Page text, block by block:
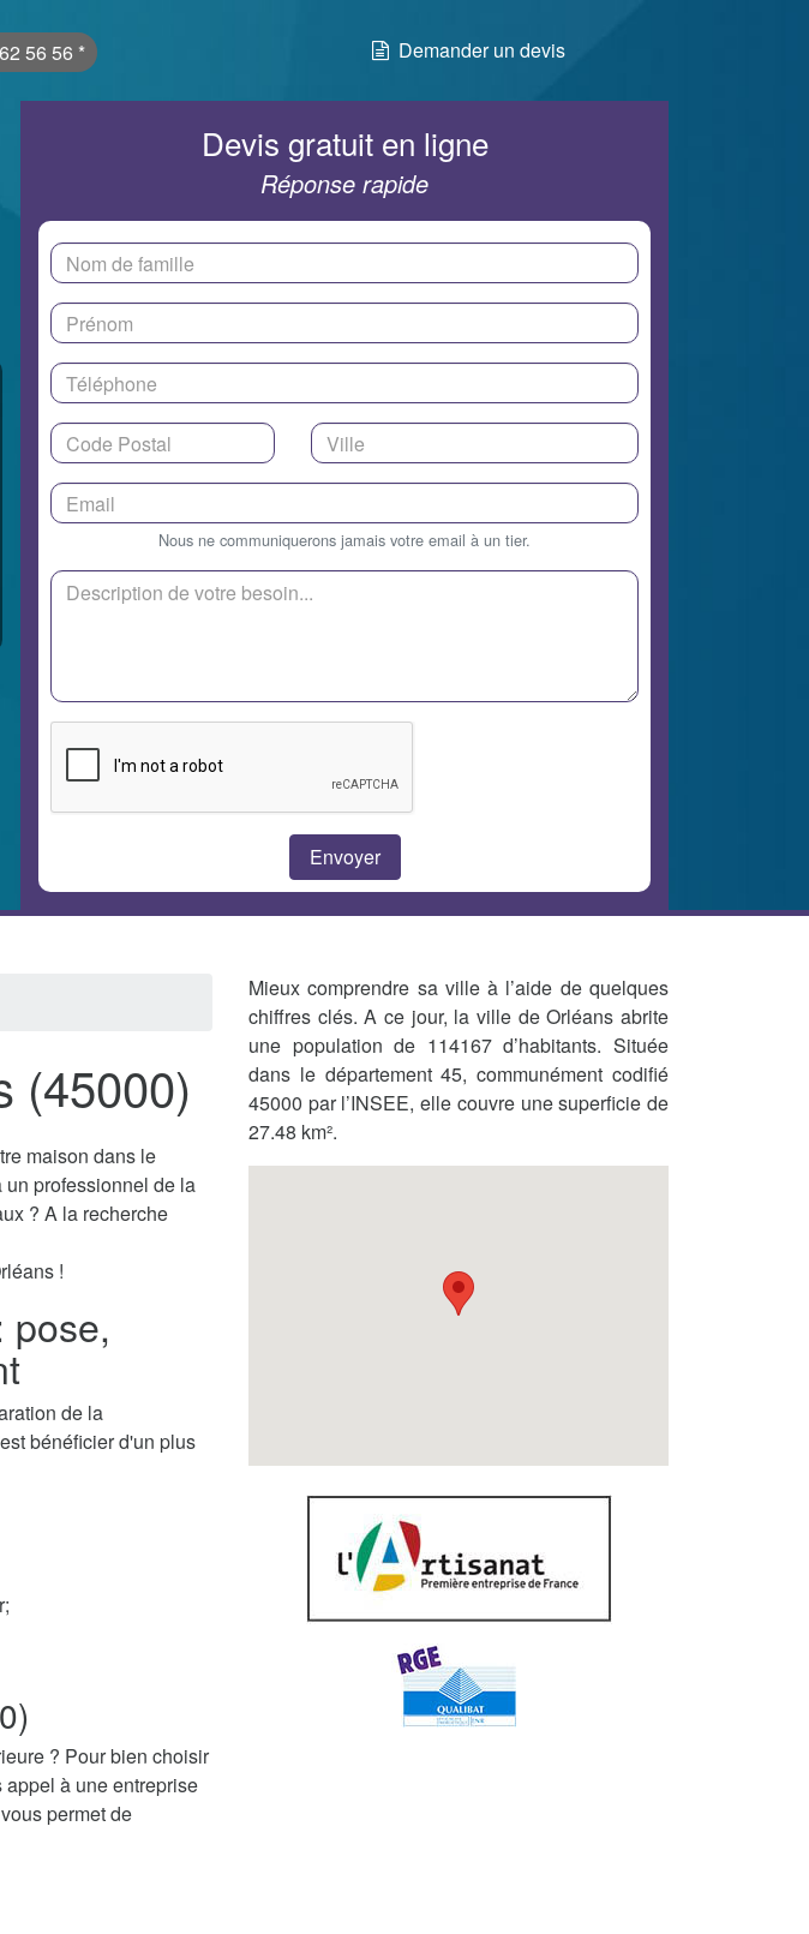
56 56 * Demander un devis
Devis gratuit en ligne
Réponse rapide
Nous ne communiquerons jamais votre email à un tier.
(45000)
maison dans le
professionnel de la
? A la recherche
!
pose,
de la
bénéficier d'un plus
? Pour bien choisir
à une entreprise
permet de
Mieux comprendre sa ville à l’aide de quelques
chiffres clés. A ce jour, la ville de Orléans abrite
une population de 114167 d’habitants. Située
dans le département 45, communément codifié
45000 par l’INSEE, elle couvre une superficie de
27.48 km².